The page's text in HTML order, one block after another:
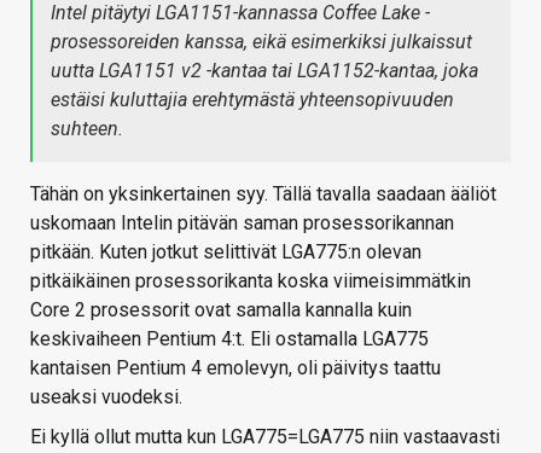
Intel pitäytyi LGA1151-kannassa Coffee Lake -
prosessoreiden kanssa, eikä esimerkiksi julkaissut
uutta LGA1151 v2 -kantaa tai LGA1152-kantaa, joka
estäisi kuluttajia erehtymästä yhteensopivuuden
suhteen.
Tähän on yksinkertainen syy. Tällä tavalla saadaan ääliöt
uskomaan Intelin pitävän saman prosessorikannan
pitkään. Kuten jotkut selittivät LGA775:n olevan
pitkäikäinen prosessorikanta koska viimeisimmätkin
Core 2 prosessorit ovat samalla kannalla kuin
keskivaiheen Pentium 4:t. Eli ostamalla LGA775
kantaisen Pentium 4 emolevyn, oli päivitys taattu
useaksi vuodeksi.
Ei kyllä ollut mutta kun LGA775=LGA775 niin vastaavasti